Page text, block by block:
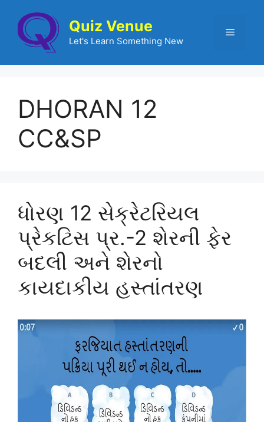
Quiz Venue
Let's Learn Something New
DHORAN 12
CC&SP
ધોરણ 12 સેક્રેટરિયલ
પ્રેકટિસ પ્ર.-2 શેરની ફેર
બદલી અને શેરનો
કાયદાકીય હસ્તાંતરણ